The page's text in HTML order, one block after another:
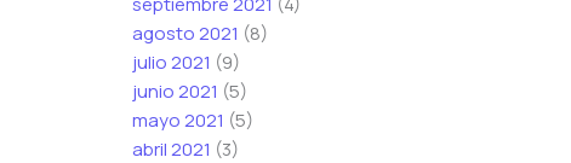
agosto 2021 (8)
julio 2021 (9)
junio 2021 (5)
mayo 2021 (5)
abril 2021 (3)